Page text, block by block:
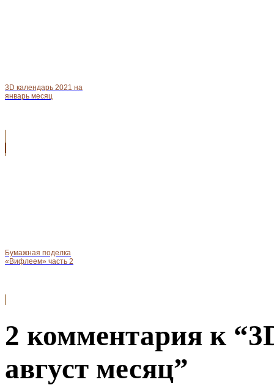
3D календарь 2021 на
январь месяц
Бумажная поделка
«Вифлеем» часть 2
2 комментария к
август месяц”